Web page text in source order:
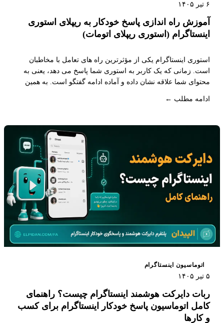
۶ تیر ۱۴۰۵
آموزش راه اندازی پاسخ خودکار به ریپلای استوری
اینستاگرام (استوری ریپلای اتومات)
استوری اینستاگرام یکی از مؤثرترین راه های تعامل با مخاطبان
است. زمانی که یک کاربر به استوری شما پاسخ می دهد، یعنی به
محتوای شما علاقه نشان داده و آماده ادامه گفتگو است. به همین
اینستاگرام محسوب می شود.
ادامه مطلب ←
اتوماسیون اینستاگرام
۵ تیر ۱۴۰۵
ربات دایرکت هوشمند اینستاگرام چیست؟ راهنمای
کامل اتوماسیون پاسخ خودکار اینستاگرام برای کسب
و کارها